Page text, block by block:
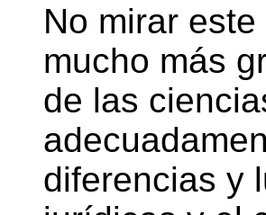
No mirar
mucho más
de las
diferencias y